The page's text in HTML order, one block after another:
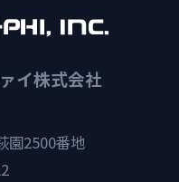
イ株式会社
園2500番地